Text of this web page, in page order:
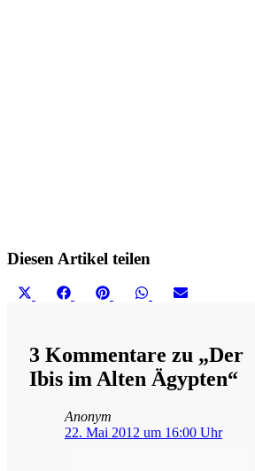
Diesen Artikel teilen
Share
Share
FacebookShare
Pinterest Share
WhatsApp
Share
3 Kommentare zu „Der
Ibis im Alten Ägypten“
Anonym
22. Mai 2012 um 16:00 Uhr